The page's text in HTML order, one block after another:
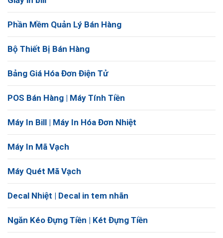
Phần Mềm Quản Lý Bán Hàng
Bộ Thiết Bị Bán Hàng
Bảng Giá Hóa Đơn Điện Tử
POS Bán Hàng | Máy Tính Tiền
Máy In Bill | Máy In Hóa Đơn Nhiệt
Máy In Mã Vạch
Máy Quét Mã Vạch
Decal Nhiệt | Decal in tem nhãn
Ngăn Kéo Đựng Tiền | Két Đựng Tiền